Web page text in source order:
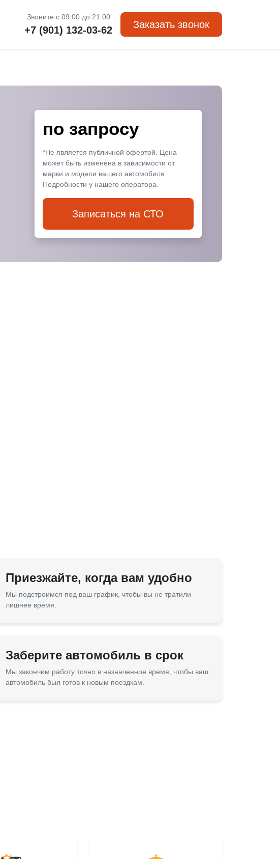
Звоните с 09:00 до 21:00
+7 (901) 132-03-62 Заказать звонок
по запросу
*Не является публичной офертой. Цена
может быть изменена в зависимости от
марки и модели вашего автомобиля.
Подробности у нашего оператора.
Записаться на СТО
Приезжайте, когда вам удобно
Мы подстроимся под ваш график, чтобы вы не тратили
лишнее время.
Заберите автомобиль в срок
Мы закончим работу точно в назначенное время, чтобы ваш
автомобиль был готов к новым поездкам.